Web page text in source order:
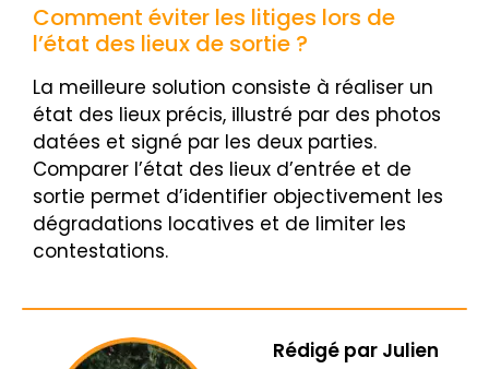
Comment éviter les litiges lors de
l’état des lieux de sortie ?
La meilleure solution consiste à réaliser un
état des lieux précis, illustré par des photos
datées et signé par les deux parties.
Comparer l’état des lieux d’entrée et de
sortie permet d’identifier objectivement les
dégradations locatives et de limiter les
contestations.
Rédigé par Julien